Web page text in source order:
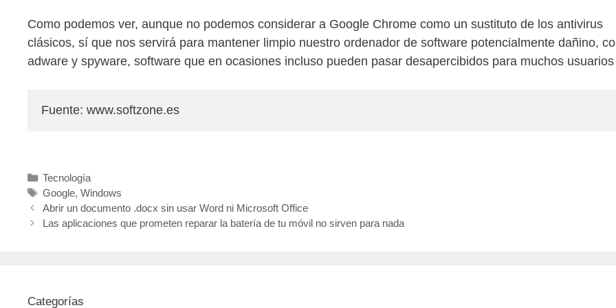
Como podemos ver, aunque no podemos considerar a Google Chrome como un sustituto de los antivirus
clásicos, sí que nos servirá para mantener limpio nuestro ordenador de software potencialmente dañino,
adware y spyware, software que en ocasiones incluso pueden pasar desapercibidos para muchos usuarios
Fuente: www.softzone.es
Categorías
Tecnología
Etiquetas
Google,Windows
Abrir un documento .docx sin usar Word ni Microsoft Office
Las aplicaciones que prometen reparar la batería de tu móvil no sirven para nada
Categorías